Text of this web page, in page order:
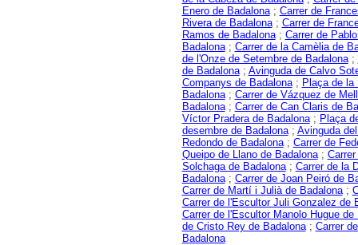
Enero de Badalona; Carrer de
Rivera de Badalona; Carrer de
Ramos de Badalona; Carrer de
Badalona; Carrer de la Camèlia de
de l'Onze de Setembre de Badalona;
de Badalona; Avinguda de Calvo
Companys de Badalona; Plaça de la
Badalona; Carrer de Vázquez de
Badalona; Carrer de Can Claris de
Víctor Pradera de Badalona; Plaça
desembre de Badalona; Avinguda
Redondo de Badalona; Carrer de
Queipo de Llano de Badalona;
Solchaga de Badalona; Carrer de la
Badalona; Carrer de Joan Peiró de
Carrer de Martí i Julià de Badalona;
Carrer de l'Escultor Juli Gonzalez de
Carrer de l'Escultor Manolo Hugue de
de Cristo Rey de Badalona; Carrer
Badalona